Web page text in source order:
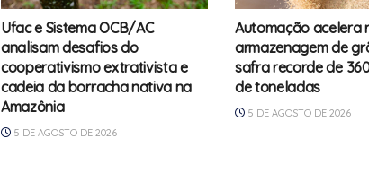
Ufac e Sistema OCB/AC
analisam desafios do
cooperativismo extrativista e
cadeia da borracha nativa na
Amazônia
5 DE AGOSTO DE 2026
Automação acelera
armazenagem de
safra recorde de
de toneladas
5 DE AGOSTO DE 2026